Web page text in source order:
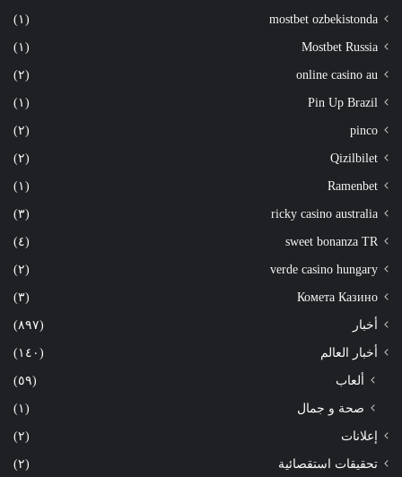
mostbet ozbekistonda (١)
Mostbet Russia (١)
online casino au (٢)
Pin Up Brazil (١)
pinco (٢)
Qizilbilet (٢)
Ramenbet (١)
ricky casino australia (٣)
sweet bonanza TR (٤)
verde casino hungary (٢)
Комета Казино (٣)
أخبار (٨٩٧)
أخبار العالم (١٤٠)
ألعاب
(٥٩)
صحة و جمال
(١)
إعلانات (٢)
تحقيقات استقصائية (٢)